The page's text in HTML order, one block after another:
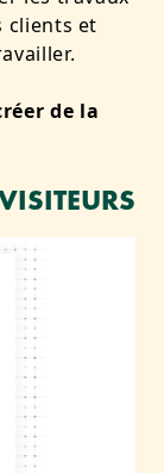
clients et
de la